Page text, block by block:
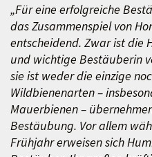
„Für eine erfolgreiche
das Zusammenspiel von
entscheidend. Zwar ist die
und wichtige Bestäuberin
sie ist weder die einzige
Wildbienenarten –
Mauerbienen –
Bestäubung. Vor allem
Frühjahr erweisen sich